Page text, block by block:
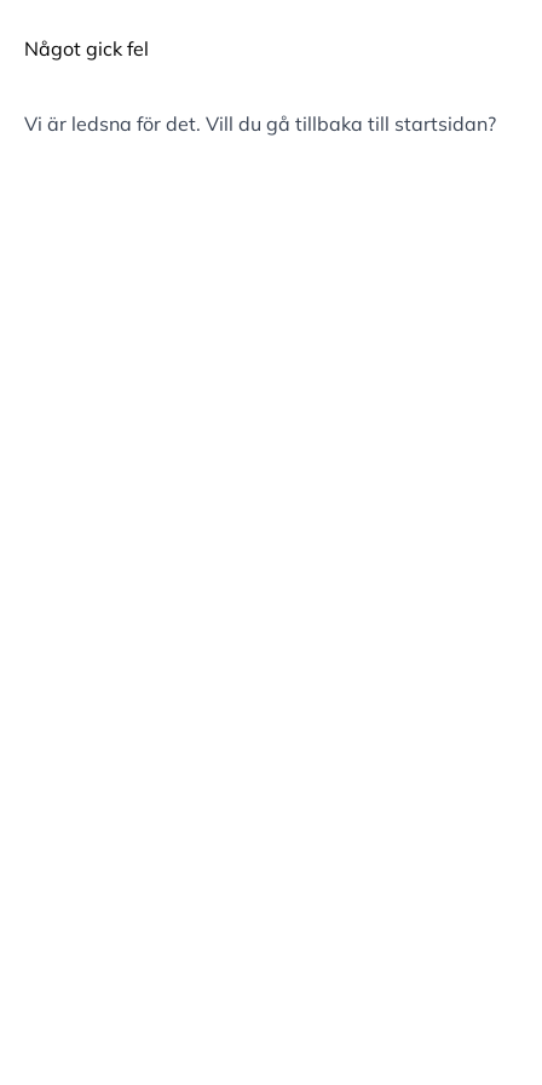
Något gick fel
Vi är ledsna för det. Vill du gå tillbaka till startsidan?